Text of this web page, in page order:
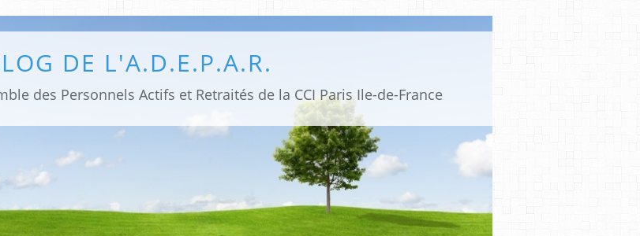
DE L'A.D.E.P.A.R.
des Personnels Actifs et Retraités de la CCI Paris Ile-de-France